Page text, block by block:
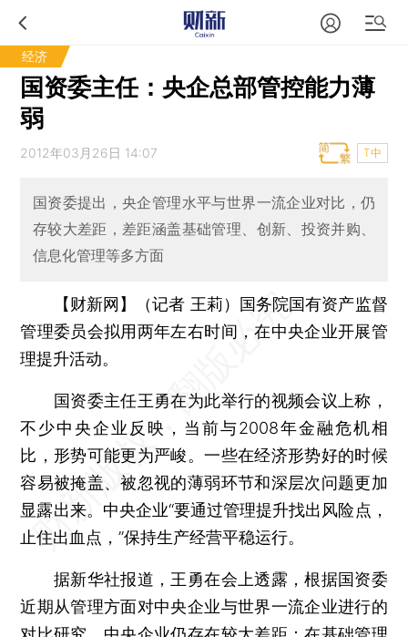
经济
国资委主任：央企总部管控能力薄
弱
2012年03月26日 14:07 T中
国资委提出，央企管理水平与世界一流企业对比，仍
存较大差距，差距涵盖基础管理、创新、投资并购、
信息化管理等多方面
【财新网】（记者 王莉）
国务院国有资产监督
管理委员会拟用两年左右时间，在中央企业开展管
理提升活动。
国资委主任王勇在为此举行的视频会议上称，
不少中央企业反映，当前与2008年金融危机相
比，形势可能更为严峻。一些在经济形势好的时候
容易被掩盖、被忽视的薄弱环节和深层次问题更加
显露出来。中央企业“要通过管理提升找出风险点，
止住出血点，”保持生产经营平稳运行。
据新华社报道，王勇在会上透露，根据国资委
近期从管理方面对中央企业与世界一流企业进行的